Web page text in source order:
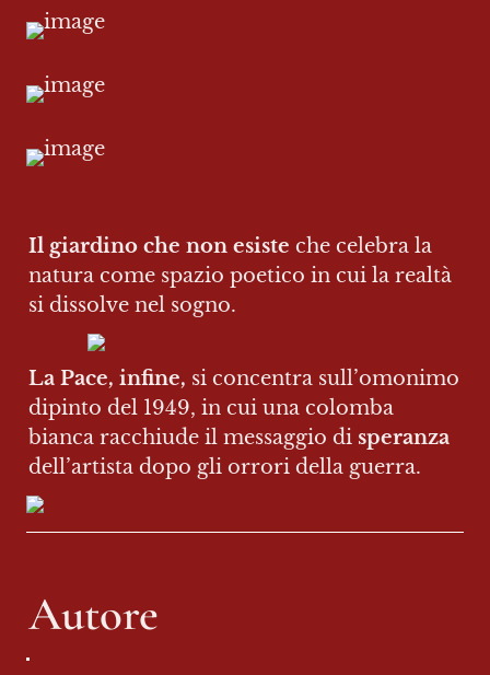
Il giardino che non esiste che celebra la
natura come spazio poetico in cui la realtà
si dissolve nel sogno.
La Pace, infine, si concentra sull’omonimo
dipinto del 1949, in cui una colomba
bianca racchiude il messaggio di speranza
dell’artista dopo gli orrori della guerra.
Autore